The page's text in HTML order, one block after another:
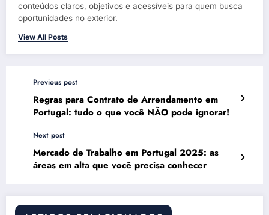
conteúdos claros, objetivos e acessíveis para quem busca
oportunidades no exterior.
View All Posts
Previous post
Regras para Contrato de Arrendamento em
Portugal: tudo o que você NÃO pode ignorar!
Next post
Mercado de Trabalho em Portugal 2025: as
áreas em alta que você precisa conhecer